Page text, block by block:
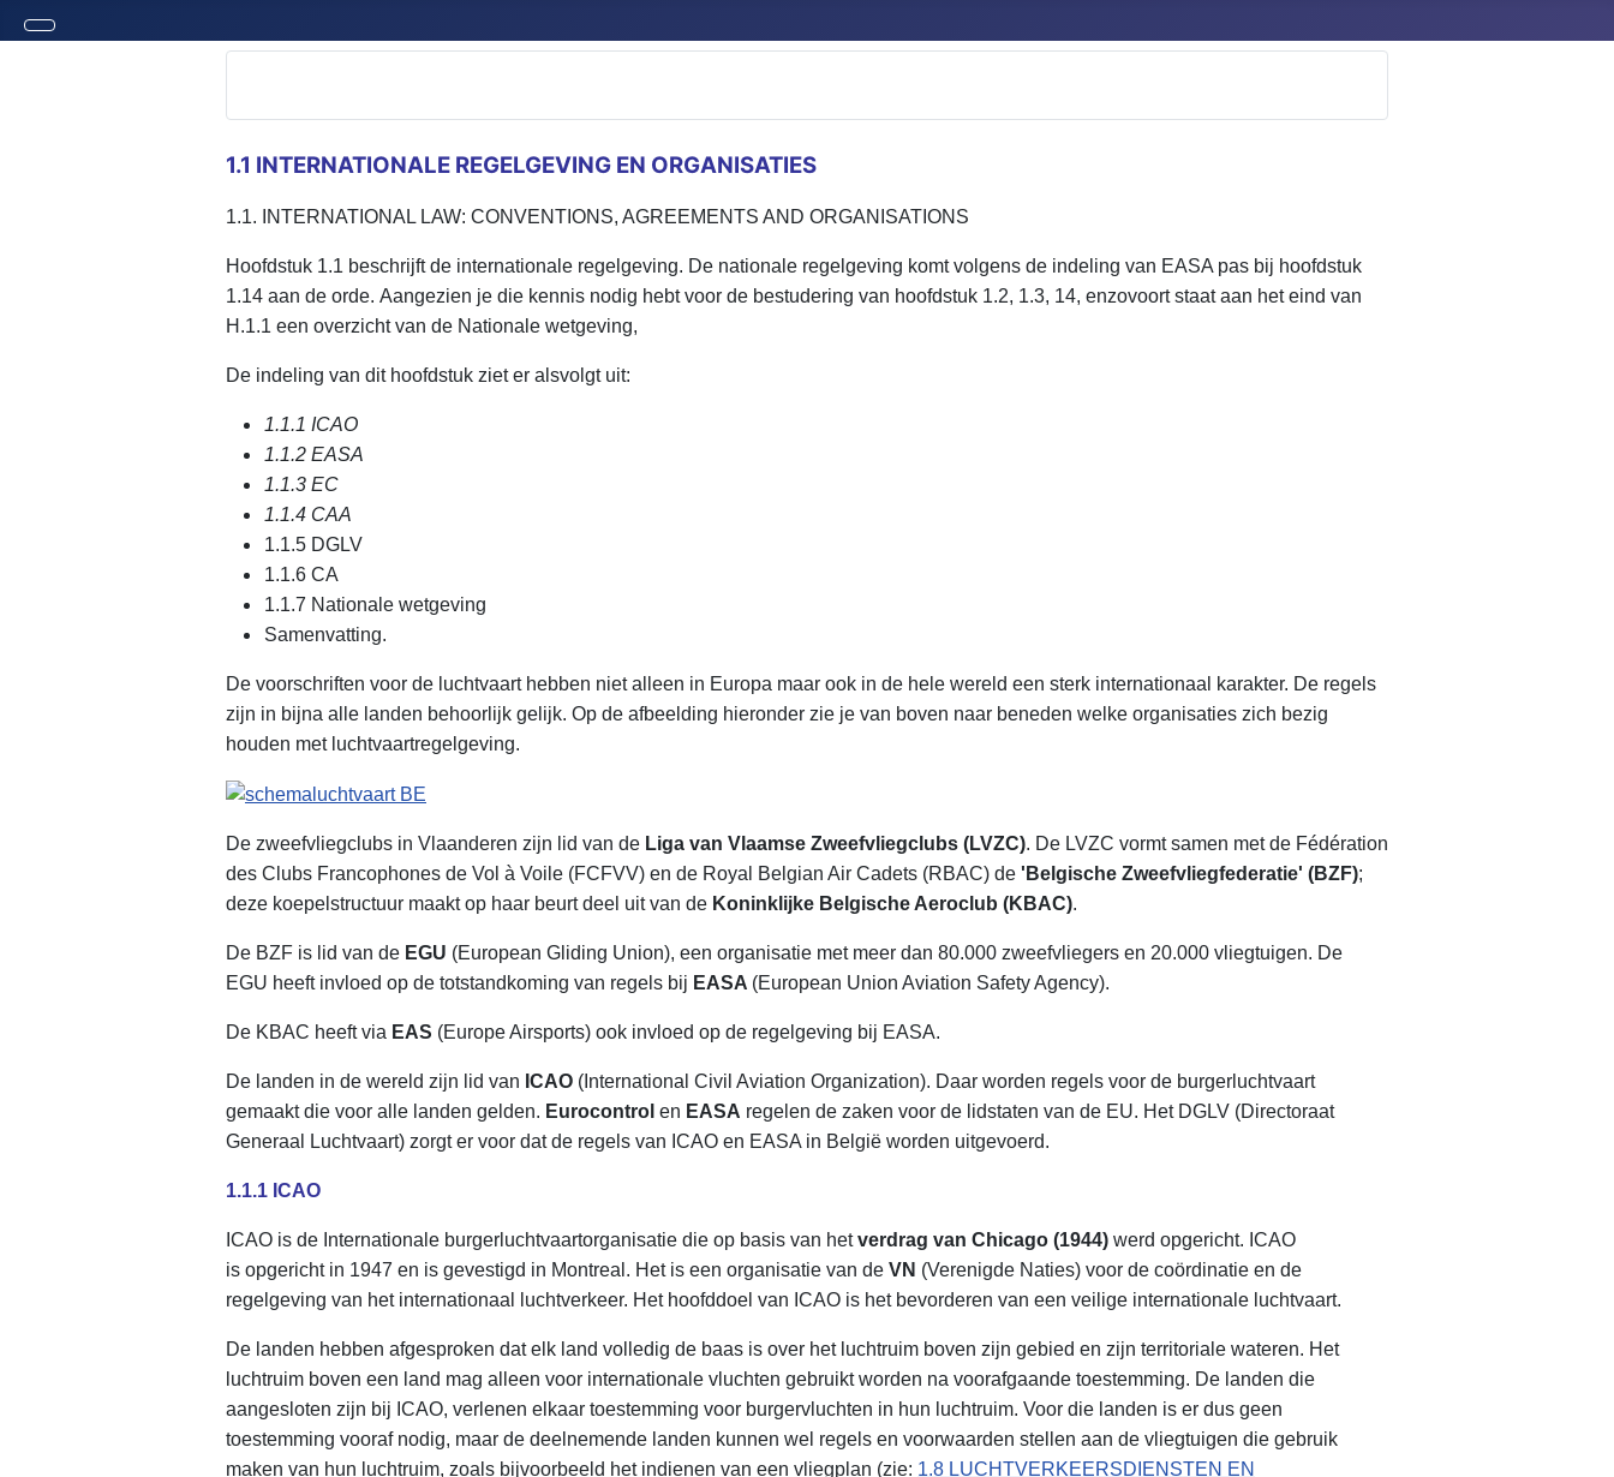
1.1 INTERNATIONALE REGELGEVING EN ORGANISATIES
1.1. INTERNATIONAL LAW: CONVENTIONS, AGREEMENTS AND ORGANISATIONS
Hoofdstuk 1.1 beschrijft de internationale regelgeving. De nationale regelgeving komt volgens de indeling van EASA pas bij hoofdstuk
1.14 aan de orde. Aangezien je die kennis nodig hebt voor de bestudering van hoofdstuk 1.2, 1.3, 14, enzovoort staat aan het eind van
H.1.1 een overzicht van de Nationale wetgeving,
De indeling van dit hoofdstuk ziet er alsvolgt uit:
1.1.1 ICAO
1.1.2 EASA
1.1.3 EC
1.1.4 CAA
1.1.5 DGLV
1.1.6 CA
1.1.7 Nationale wetgeving
Samenvatting.
De voorschriften voor de luchtvaart hebben niet alleen in Europa maar ook in de hele wereld een sterk internationaal karakter. De regels
zijn in bijna alle landen behoorlijk gelijk. Op de afbeelding hieronder zie je van boven naar beneden welke organisaties zich bezig
houden met luchtvaartregelgeving.
De zweefvliegclubs in Vlaanderen zijn lid van de Liga van Vlaamse Zweefvliegclubs (LVZC). De LVZC vormt samen met de Fédération
des Clubs Francophones de Vol à Voile (FCFVV) en de Royal Belgian Air Cadets (RBAC) de 'Belgische Zweefvliegfederatie' (BZF);
deze koepelstructuur maakt op haar beurt deel uit van de Koninklijke Belgische Aeroclub (KBAC).
De BZF is lid van de EGU (European Gliding Union), een organisatie met meer dan 80.000 zweefvliegers en 20.000 vliegtuigen. De
EGU heeft invloed op de totstandkoming van regels bij EASA (European Union Aviation Safety Agency).
De KBAC heeft via EAS (Europe Airsports) ook invloed op de regelgeving bij EASA.
De landen in de wereld zijn lid van ICAO (International Civil Aviation Organization). Daar worden regels voor de burgerluchtvaart
gemaakt die voor alle landen gelden. Eurocontrol en EASA regelen de zaken voor de lidstaten van de EU. Het DGLV (Directoraat
Generaal Luchtvaart) zorgt er voor dat de regels van ICAO en EASA in België worden uitgevoerd.
1.1.1 ICAO
ICAO is de Internationale burgerluchtvaartorganisatie die op basis van hetverdrag van Chicago (1944) werd opgericht. ICAO
is opgericht in 1947 en is gevestigd in Montreal. Het is een organisatie van de VN (Verenigde Naties) voor de coördinatie en de
regelgeving van het internationaal luchtverkeer. Het hoofddoel van ICAO is het bevorderen van een veilige internationale luchtvaart.
De landen hebben afgesproken dat elk land volledig de baas is over het luchtruim boven zijn gebied en zijn territoriale wateren. Het
luchtruim boven een land mag alleen voor internationale vluchten gebruikt worden na voorafgaande toestemming. De landen die
aangesloten zijn bij ICAO, verlenen elkaar toestemming voor burgervluchten in hun luchtruim. Voor die landen is er dus geen
toestemming vooraf nodig, maar de deelnemende landen kunnen wel regels en voorwaarden stellen aan de vliegtuigen die gebruik
maken van hun luchtruim, zoals bijvoorbeeld het indienen van een vliegplan (zie: 1.8 LUCHTVERKEERSDIENSTEN EN